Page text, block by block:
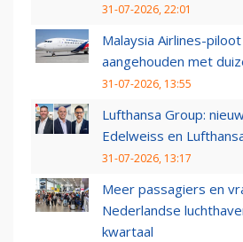
31-07-2026, 22:01
Malaysia Airlines-
aangehouden met
31-07-2026, 13:55
Lufthansa Group:
Edelweiss en
31-07-2026, 13:17
Meer passagiers en
Nederlandse
kwartaal